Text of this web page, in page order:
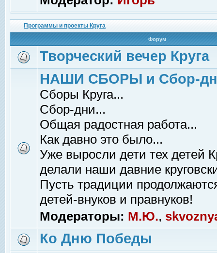
Программы и проекты Круга
Форум
Творческий вечер Круга
НАШИ СБОРЫ и Сбор-
Сборы Круга...
Сбор-дни...
Общая радостная работа...
Как давно это было...
Уже выросли дети тех детей
делали наши давние
Пусть традиции
детей-внуков и правнуков!
Модераторы: М.Ю.,
Ко Дню Победы